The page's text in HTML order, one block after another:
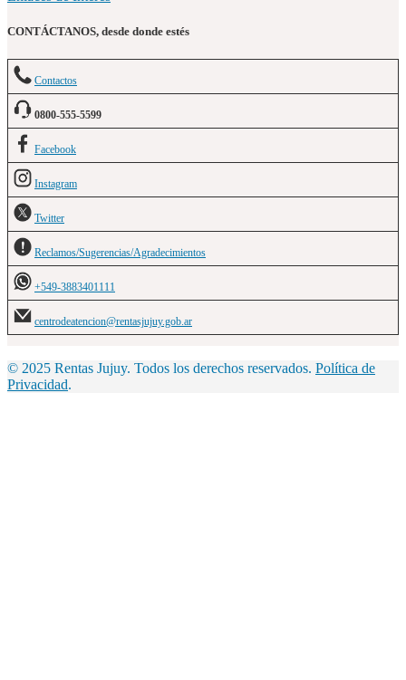
CONTÁCTANOS, desde donde estés
Contactos
0800-555-5599
Facebook
Instagram
Twitter
Reclamos/Sugerencias/Agradecimientos
+549-3883401111
centrodeatencion@rentasjujuy.gob.ar
© 2025 Rentas Jujuy. Todos los derechos reservados. Política de
Privacidad.